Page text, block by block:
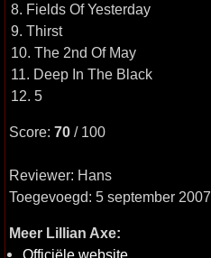
8. Fields Of Yesterday
9. Thirst
10. The 2nd Of May
11. Deep In The Black
12. 5
Score: 70 / 100
Reviewer: Hans
Toegevoegd: 5 september 2007
Meer Lillian Axe:
Officiële website